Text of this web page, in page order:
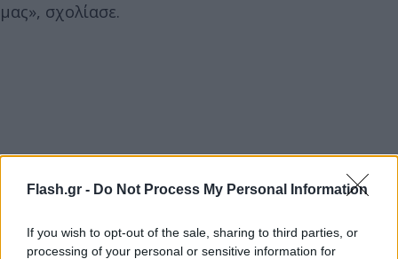
Flash.gr - Do Not Process My Personal Information
If you wish to opt-out of the sale, sharing to third parties, or
processing of your personal or sensitive information for
μας», σχολίασε.